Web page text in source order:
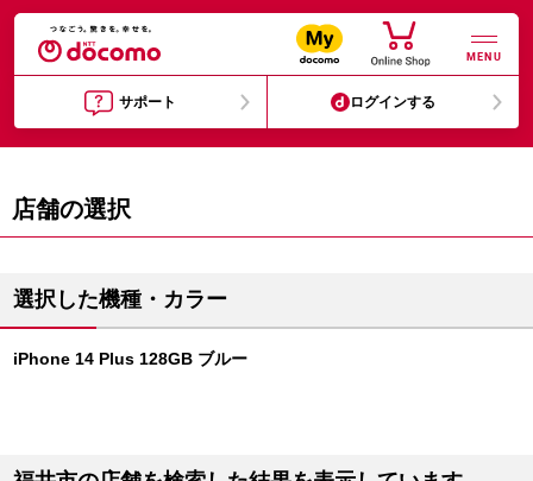
MENU
サポート ログインする
店舗の選択
選択した機種・カラー
iPhone 14 Plus 128GB ブルー